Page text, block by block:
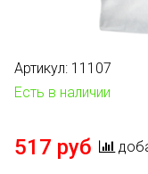
Артикул: 11107
Есть в наличии
517 руб